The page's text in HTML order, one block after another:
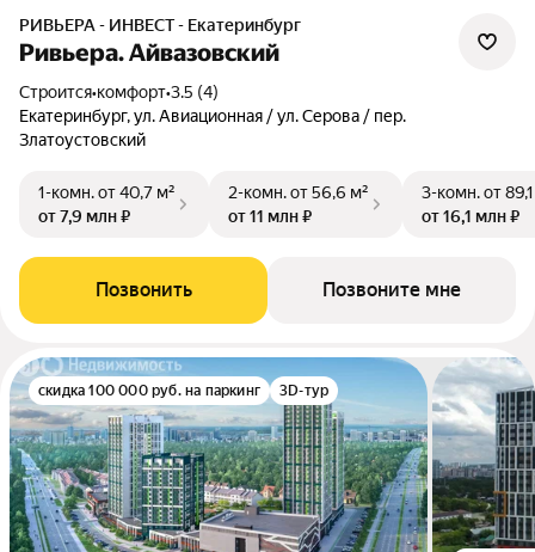
РИВЬЕРА - ИНВЕСТ - Екатеринбург
Ривьера. Айвазовский
Строится•комфорт•3.5 (4)
Екатеринбург, ул. Авиационная / ул. Серова / пер.
Златоустовский
1-комн.от 40,7 м²
от 7,9 млн ₽
2-комн.от 56,6 м²
от 11 млн ₽
3-комн.от
от 16,1 млн ₽
Позвонить Позвоните мне
скидка 100 000 руб. на паркинг 3D-тур